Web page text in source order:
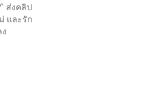
ส่งคลิป
และรัก